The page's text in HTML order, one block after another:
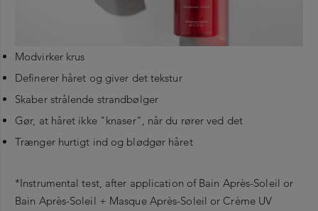
Modvirker krus
Definerer håret og giver det tekstur
Skaber strålende strandbølger
Gør, at håret ikke "knaser", når du rører ved det
Trænger hurtigt ind og blødgør håret
*Instrumental test, after application of Bain Après-Soleil or
Bain Après-Soleil + Masque Après-Soleil or Crème UV